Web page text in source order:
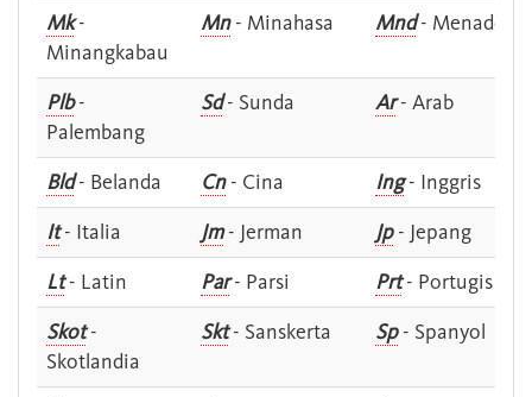
Mk-
Minangkabau
Mn- Minahasa Mnd- Menado
Plb-
Palembang
Sd- Sunda Ar- Arab
Bld- Belanda Cn- Cina Ing- Inggris
It- Italia Jm- Jerman Jp- Jepang
Lt- Latin Par- Parsi Prt- Portugis
Skot-
Skotlandia
Skt- Sanskerta Sp- Spanyol